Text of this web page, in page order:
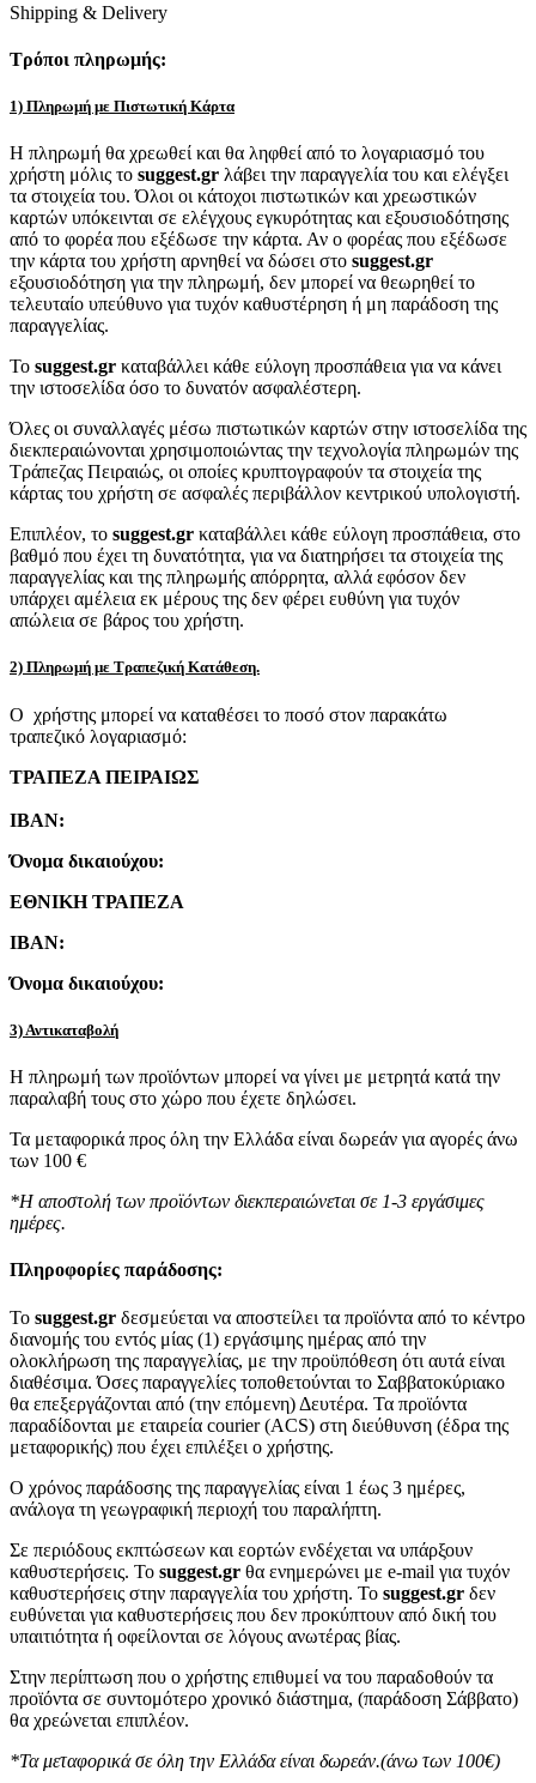
Shipping & Delivery
Τρόποι πληρωμής:
1) Πληρωμή με Πιστωτική Κάρτα
Η πληρωμή θα χρεωθεί και θα ληφθεί από το λογαριασμό του
χρήστη μόλις το suggest.gr λάβει την παραγγελία του και ελέγξει
τα στοιχεία του. Όλοι οι κάτοχοι πιστωτικών και χρεωστικών
καρτών υπόκεινται σε ελέγχους εγκυρότητας και εξουσιοδότησης
από το φορέα που εξέδωσε την κάρτα. Αν ο φορέας που εξέδωσε
την κάρτα του χρήστη αρνηθεί να δώσει στο suggest.gr
εξουσιοδότηση για την πληρωμή, δεν μπορεί να θεωρηθεί το
τελευταίο υπεύθυνο για τυχόν καθυστέρηση ή μη παράδοση της
παραγγελίας.
Το suggest.gr καταβάλλει κάθε εύλογη προσπάθεια για να κάνει
την ιστοσελίδα όσο το δυνατόν ασφαλέστερη.
Όλες οι συναλλαγές μέσω πιστωτικών καρτών στην ιστοσελίδα της
διεκπεραιώνονται χρησιμοποιώντας την τεχνολογία πληρωμών της
Τράπεζας Πειραιώς, οι οποίες κρυπτογραφούν τα στοιχεία της
κάρτας του χρήστη σε ασφαλές περιβάλλον κεντρικού υπολογιστή.
Επιπλέον, το suggest.gr καταβάλλει κάθε εύλογη προσπάθεια, στο
βαθμό που έχει τη δυνατότητα, για να διατηρήσει τα στοιχεία της
παραγγελίας και της πληρωμής απόρρητα, αλλά εφόσον δεν
υπάρχει αμέλεια εκ μέρους της δεν φέρει ευθύνη για τυχόν
απώλεια σε βάρος του χρήστη.
2) Πληρωμή με Τραπεζική Κατάθεση.
Ο χρήστης μπορεί να καταθέσει το ποσό στον παρακάτω
τραπεζικό λογαριασμό:
ΤΡΑΠΕΖΑ ΠΕΙΡΑΙΩΣ
IBAN:
Όνομα δικαιούχου:
ΕΘΝΙΚΗ ΤΡΑΠΕΖΑ
IBAN:
Όνομα δικαιούχου:
3) Αντικαταβολή
Η πληρωμή των προϊόντων μπορεί να γίνει με μετρητά κατά την
παραλαβή τους στο χώρο που έχετε δηλώσει.
Τα μεταφορικά προς όλη την Ελλάδα είναι δωρεάν για αγορές άνω
των 100 €
*Η αποστολή των προϊόντων διεκπεραιώνεται σε 1-3 εργάσιμες
ημέρες.
Πληροφορίες παράδοσης:
To suggest.gr δεσμεύεται να αποστείλει τα προϊόντα από το κέντρο
διανομής του εντός μίας (1) εργάσιμης ημέρας από την
ολοκλήρωση της παραγγελίας, με την προϋπόθεση ότι αυτά είναι
διαθέσιμα. Όσες παραγγελίες τοποθετούνται το Σαββατοκύριακο
θα επεξεργάζονται από (την επόμενη) Δευτέρα. Τα προϊόντα
παραδίδονται με εταιρεία courier (ACS) στη διεύθυνση (έδρα της
μεταφορικής) που έχει επιλέξει ο χρήστης.
Ο χρόνος παράδοσης της παραγγελίας είναι 1 έως 3 ημέρες,
ανάλογα τη γεωγραφική περιοχή του παραλήπτη.
Σε περιόδους εκπτώσεων και εορτών ενδέχεται να υπάρξουν
καθυστερήσεις. Το suggest.gr θα ενημερώνει με e-mail για τυχόν
καθυστερήσεις στην παραγγελία του χρήστη. Το suggest.gr δεν
ευθύνεται για καθυστερήσεις που δεν προκύπτουν από δική του
υπαιτιότητα ή οφείλονται σε λόγους ανωτέρας βίας.
Στην περίπτωση που ο χρήστης επιθυμεί να του παραδοθούν τα
προϊόντα σε συντομότερο χρονικό διάστημα, (παράδοση Σάββατο)
θα χρεώνεται επιπλέον.
*Τα μεταφορικά σε όλη την Ελλάδα είναι δωρεάν.(άνω των 100€)